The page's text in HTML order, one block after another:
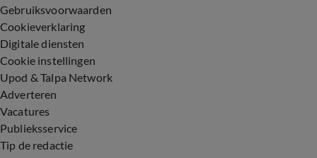
Gebruiksvoorwaarden
Cookieverklaring
Digitale diensten
Cookie instellingen
Upod & Talpa Network
Adverteren
Vacatures
Publieksservice
Tip de redactie